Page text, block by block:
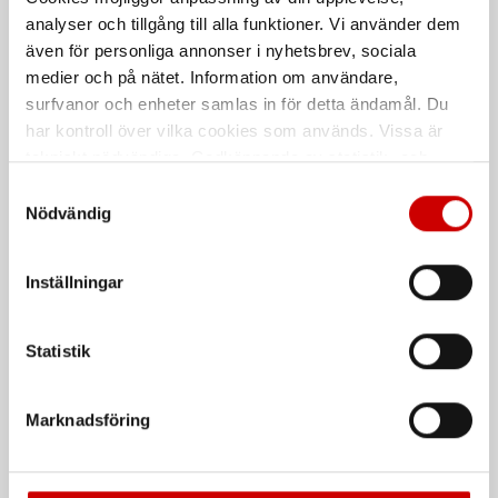
analyser och tillgång till alla funktioner. Vi använder dem
även för personliga annonser i nyhetsbrev, sociala
medier och på nätet. Information om användare,
surfvanor och enheter samlas in för detta ändamål. Du
har kontroll över vilka cookies som används. Vissa är
tekniskt nödvändiga. Godkännande av statistik- och
länder utanför EU med olika dataskyddsnormer. Genom
att godkänna samtycker du till sådana överföringar. Läs
Nödvändig
Inställningar
Statistik
Marknadsföring
2 - 8 Ton
3-12 T
universalrengöring
Passar till 4-pelarlyftar och